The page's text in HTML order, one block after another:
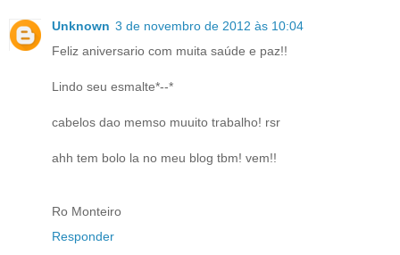
Unknown 3 de novembro de 2012 às 10:04
Feliz aniversario com muita saúde e paz!!
Lindo seu esmalte*--*
cabelos dao memso muuito trabalho! rsr
ahh tem bolo la no meu blog tbm! vem!!
Ro Monteiro
Responder